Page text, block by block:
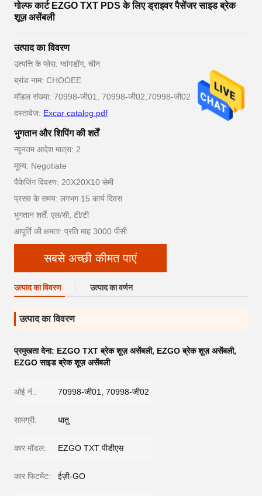
गोल्फ कार्ट EZGO TXT PDS के लिए ड्राइवर पैसेंजर साइड ब्रेक
शूज़ असेंबली
उत्पाद का विवरण
उत्पत्ति के प्लेस: ग्वांगडोंग, चीन
ब्रांड नाम: CHOOEE
मॉडल संख्या: 70998-जी01, 70998-जी02,70998-जी02
दस्तावेज: Excar catalog.pdf
भुगतान और शिपिंग की शर्तें
न्यूनतम आदेश मात्रा: 2
मूल्य: Negotiate
पैकेजिंग विवरण: 20X20X10 सेमी
प्रसव के समय: लगभग 15 कार्य दिवस
भुगतान शर्तें: एल/सी, टी/टी
आपूर्ति की क्षमता: प्रति माह 3000 पीसी
सबसे अच्छी कीमत पाएं
उत्पाद का विवरण उत्पाद का वर्णन
उत्पाद का विवरण
प्रमुखता देना: EZGO TXT ब्रेक शूज़ असेंबली, EZGO ब्रेक शूज़ असेंबली,
EZGO साइड ब्रेक शूज़ असेंबली
ओई नं.: 70998-जी01, 70998-जी02
सामग्री: धातु
कार मॉडल: EZGO TXT पीडीएस
कार फिटमेंट: ईज़ी-GO